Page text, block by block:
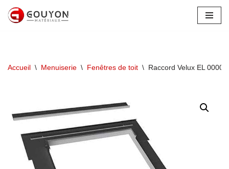
Accueil \ Menuiserie \ Fenêtres de toit \ Raccord Velux EL 0000